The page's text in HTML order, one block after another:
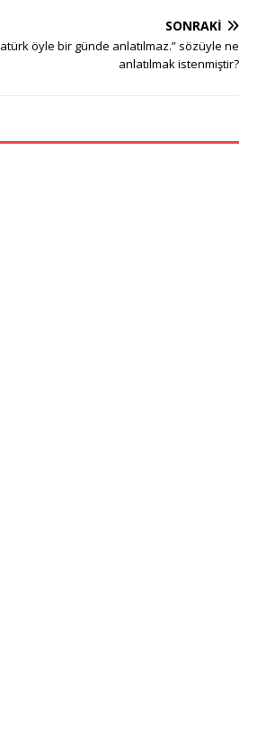
SONRAKI
öyle bir günde anlatılmaz.” sözüyle ne
anlatılmak istenmiştir?